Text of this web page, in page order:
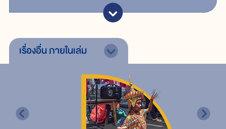
เรื่องอื่นภายในเล่ม